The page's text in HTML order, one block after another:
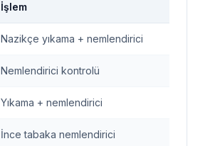
İşlem
Nazikçe yıkama + nemlendirici
Nemlendirici kontrolü
Yıkama + nemlendirici
İnce tabaka nemlendirici